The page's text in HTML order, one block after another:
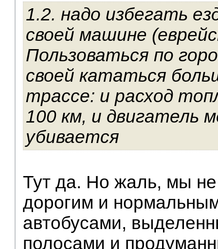
1.2. надо избегать
своей машине
Пользоваться по
своей кататься
трассе: и расход
100 км, и двигатель
убивается
Тут да. Но жаль, мы
дорогим и
автобусами,
полосами и